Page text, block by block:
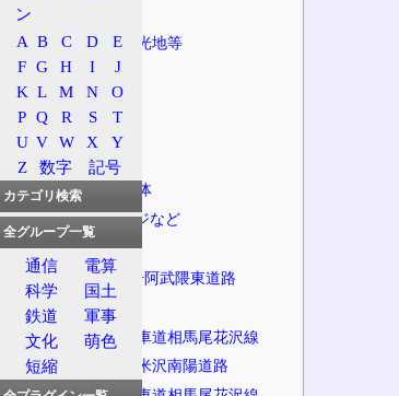
沿道施設、観光地等
主な橋
主なトンネル
主な峠
並行する鉄道
経由する自治体
インターチェンジなど
計画路線
一般国道115号阿武隈東道路
計画路線
東北中央自動車道相馬尾花沢線
一般国道13号米沢南陽道路
ン
A B C D
E
F G H I
J
K L M N
O
P Q R S
T
U V W X
Y
Z
数字 記号
カテゴリ検索
全グループ一覧
通信
電算
科学
国土
鉄道
軍事
文化
萌色
短縮